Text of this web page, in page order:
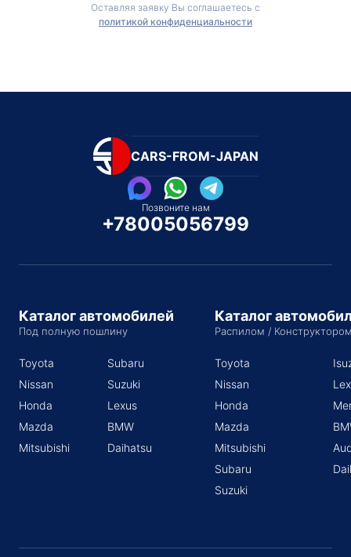
Оставляя заявку Вы соглашаетесь с
политикой конфиденциальности
CARS-FROM-JAPAN
Позвоните нам
+78005056799
Каталог автомобилей
Под полную пошлину
Toyota
Nissan
Honda
Mazda
Mitsubishi
Subaru
Suzuki
Lexus
BMW
Daihatsu
Каталог
Распилом /
Toyota
Nissan
Honda
Mazda
Mitsubishi
Subaru
Suzuki